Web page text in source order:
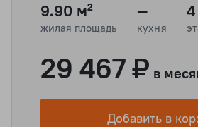
9.90 м²
жилая площадь
—
кухня
4
29 467 ₽ в
Добавить в